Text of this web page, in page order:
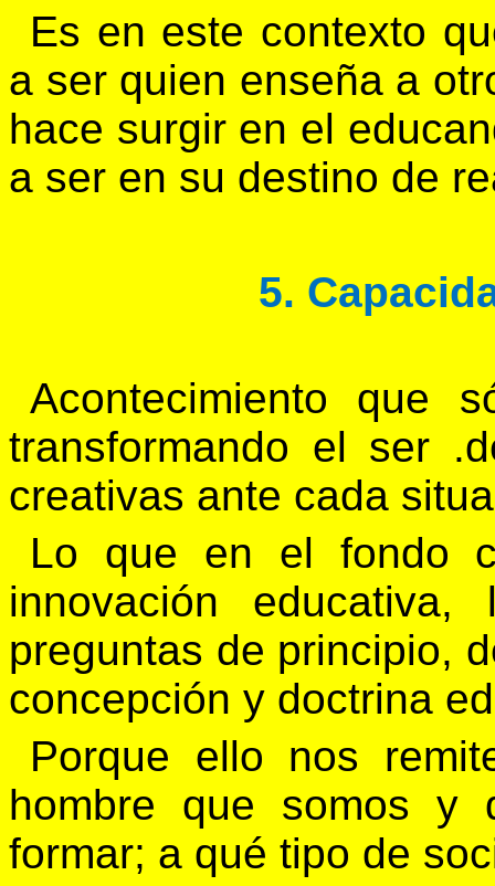
Es en este contexto
a ser quien enseña a
hace surgir en el
a ser en su destino de
5.
Acontecimiento que
transformando el ser
creativas ante cada
Lo que en el fondo
innovación
preguntas de principio,
concepción y doctrina
Porque ello nos
hombre que somos y
formar; a qué tipo de